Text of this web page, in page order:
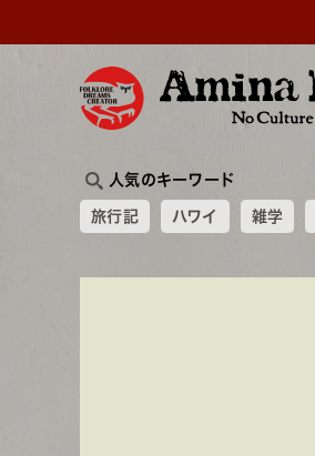
人気のキーワード
旅行記 ハワイ 雑学